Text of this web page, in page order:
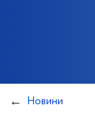
Новини